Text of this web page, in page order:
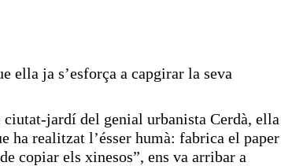
ella ja s’esforça a capgirar la seva
ciutat-jardí del genial urbanista Cerdà, ella
ha realitzat l’ésser humà: fabrica el paper
copiar els xinesos”, ens va arribar a